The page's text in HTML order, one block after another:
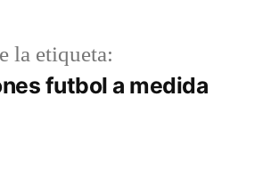
la etiqueta:
futbol a medida